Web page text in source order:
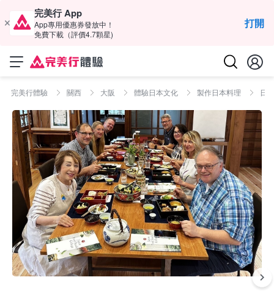
完美行 App
App專用優惠券發放中！
免費下載（評價4.7顆星)
打開
完美行體驗 關西 大阪 體驗日本文化 製作日本料理 日